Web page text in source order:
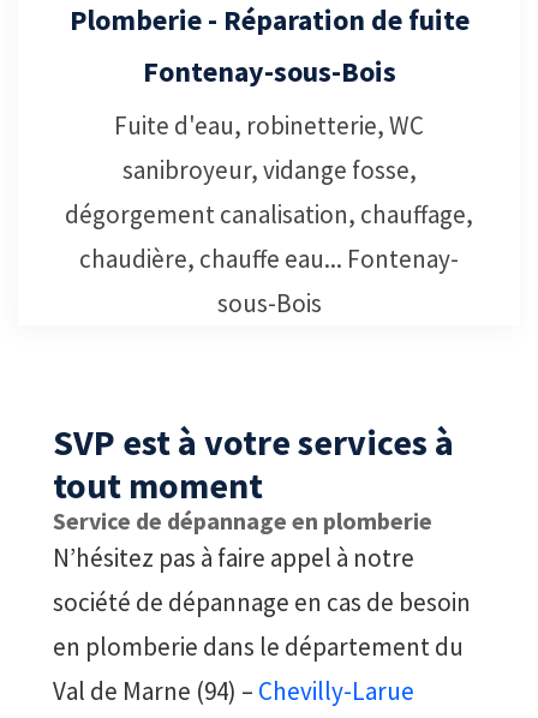
Débouchage canalisation -
Fontenay-sous-Bois
Services de débouchage canalisation
Fontenay-sous-Bois , notre équipe
professionnelle effectuera le nécessaire
pour déboucher les canalisations.
SVP est à votre services à
tout moment
Service de dépannage en plomberie
N’hésitez pas à faire appel à notre
société de dépannage en cas de besoin
en plomberie dans le département du
Val de Marne (94) – Chevilly-Larue